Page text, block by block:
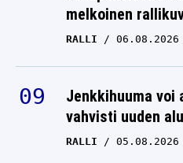
RALLI 06.08.2026
Jenkkihuuma voi
vahvisti uuden
RALLI 05.08.2026